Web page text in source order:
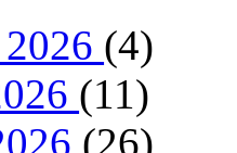
(4)
(11)
(26)